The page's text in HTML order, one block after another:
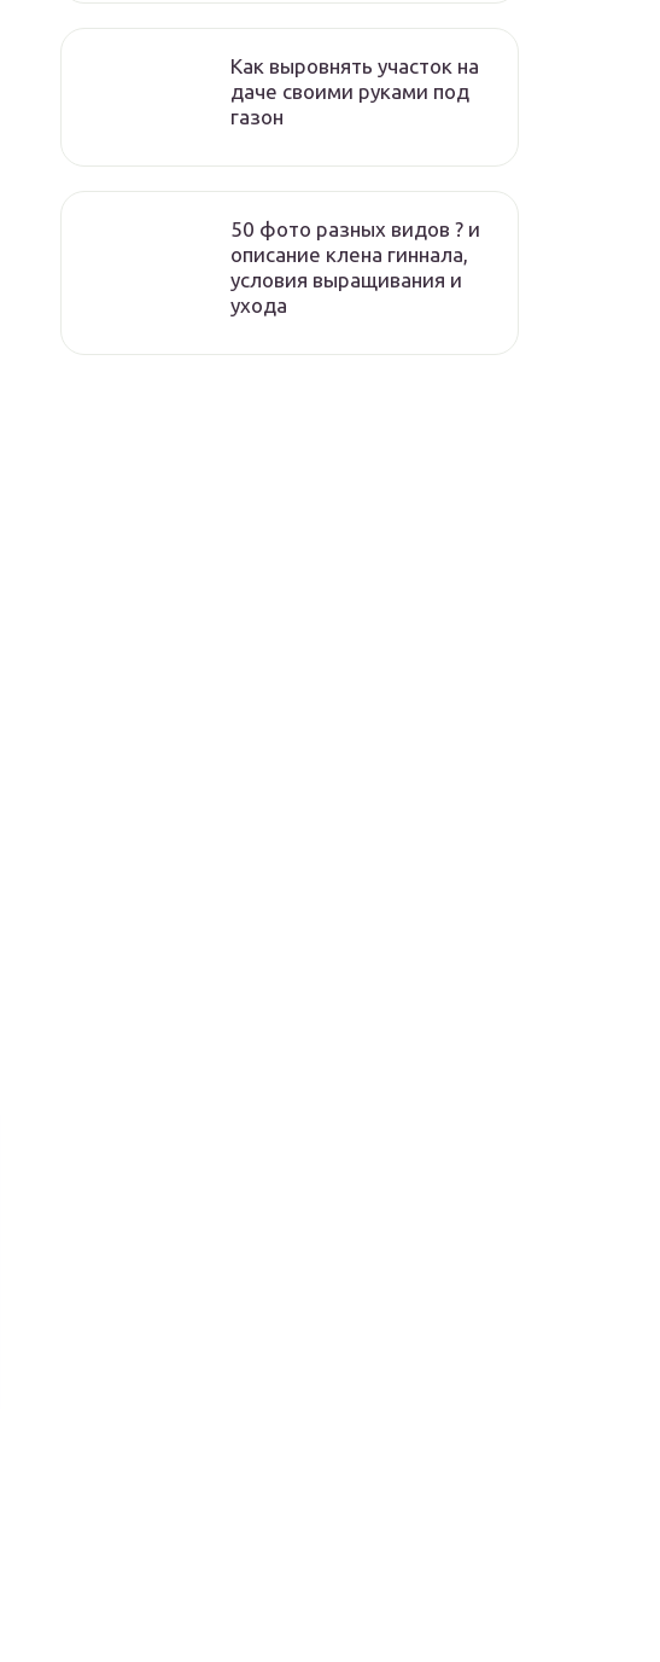
Как выровнять участок на
даче своими руками под
газон
50 фото разных видов ? и
описание клена гиннала,
условия выращивания и
ухода